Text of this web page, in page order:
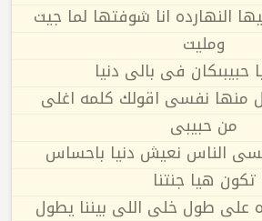
النهارده انا شوفتها لما جيت
ومليت
حبيبىكان فى بالى دنيا
منها نفسى اقولك كلمه اغلى
من حبيبى
ننسى الناس نعيش دنيا باحساس
تكون هيا جنتنا
على طول خلى اللى بيننا يطول